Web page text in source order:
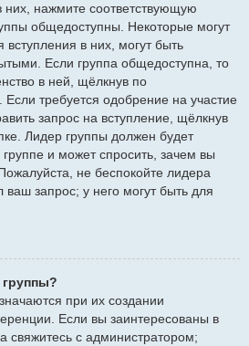
них, нажмите соответствующую
общедоступны. Некоторые могут
вступления в них, могут быть
Если группа общедоступна, то
в ней, щёлкнув по
Если требуется одобрение на участие
запрос на вступление, щёлкнув
Лидер группы должен будет
и может спросить, зачем вы
не беспокойте лидера
ваш запрос; у него могут быть для
при их создании
Если вы заинтересованы в
свяжитесь с администратором;